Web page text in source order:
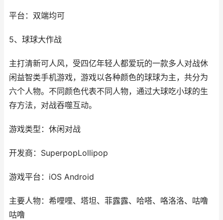
平台：双端均可
5、球球大作战
主打清新可人风，受四亿年轻人都爱玩的一款多人对战休
闲益智类手机游戏，游戏以各种颜色的球球为主，共分为
六个人物。不同颜色代表不同人物，通过大球吃小球的生
存方法，对战吞噬互动。
游戏类型：休闲对战
开发商：SuperpopLollipop
游戏平台：iOS Android
主要人物：希哩哩、塔坦、菲露露、哈嗒、咯洛洛、咕噜
咕噜